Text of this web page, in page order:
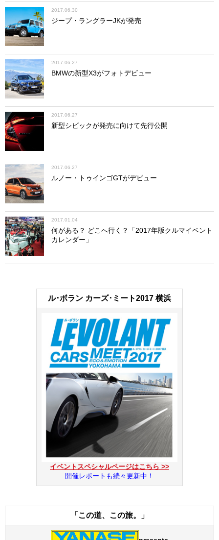
2017.06.30
ジープ・ラングラーJKが発売
2017.06.27
BMWの新型X3がフォトデビュー
2017.06.27
新型シビックが発売に向けて先行公開
2017.06.27
ルノー・トゥインゴGTがデビュー
2017.01.04
何がある？ どこへ行く？「2017年版クルマイベント
カレンダー」
ル･ボラン カーズ･ミート2017 横浜
イベントスペシャルページはこちら >>
開催レポートも続々更新中！
「この道、この旅。」